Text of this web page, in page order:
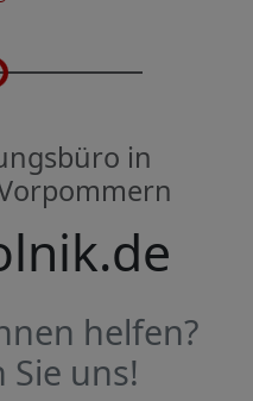
in
helfen?
Sie uns!